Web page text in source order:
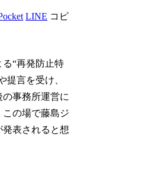
LINE コピ
“再発防止特
提言を受け、
事務所運営に
の場で藤島ジ
発表されると想